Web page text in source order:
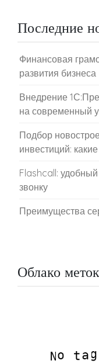
Последние
Финансовая
развития бизнеса
Внедрение
на современный
Подбор
инвестиций:
Flashcall:
звонку
Преимущества
Облако меток